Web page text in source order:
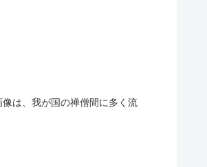
は、我が国の禅僧間に多く流